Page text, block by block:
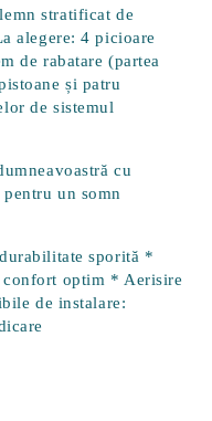
stratificat de
alegere: 4 picioare
de rabatare (partea
și patru
de sistemul
cu
un somn
sporită *
confort optim * Aerisire
de instalare: